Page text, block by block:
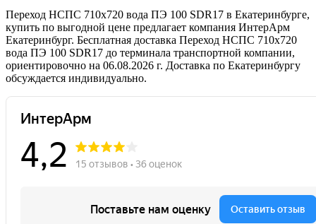
Переход НСПС 710х720 вода ПЭ 100 SDR17 в Екатеринбурге,
купить по выгодной цене предлагает компания ИнтерАрм
Екатеринбург. Бесплатная доставка Переход НСПС 710х720
вода ПЭ 100 SDR17 до терминала транспортной компании,
ориентировочно на 06.08.2026 г. Доставка по Екатеринбургу
обсуждается индивидуально.